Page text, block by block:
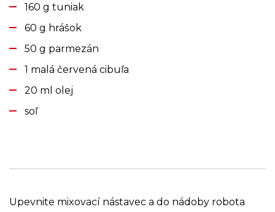
160 g tuniak
60 g hrášok
50 g parmezán
1 malá červená cibuľa
20 ml olej
soľ
Upevnite mixovací nástavec a do nádoby robota